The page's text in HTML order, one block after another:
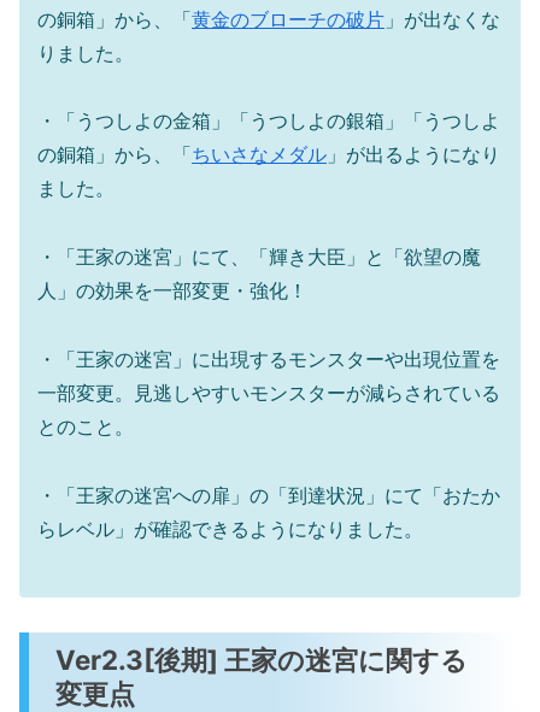
の銅箱」から、「黄金のブローチの破片 」が出なくな
りました。
・「うつしよの金箱」「うつしよの銀箱」「うつしよ
の銅箱」から、「ちいさなメダル 」が出るようになり
ました。
・「王家の迷宮」にて、「輝き大臣」と「欲望の魔
人」の効果を一部変更・強化！
・「王家の迷宮」に出現するモンスターや出現位置を
一部変更。見逃しやすいモンスターが減らされている
とのこと。
・「王家の迷宮への扉」の「到達状況」にて「おたか
らレベル」が確認できるようになりました。
Ver2.3[後期] 王家の迷宮に関する
変更点